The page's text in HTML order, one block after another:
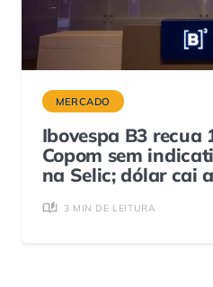
MERCADO
Ibovespa B3 recua
Copom sem
na Selic; dólar cai
3 MIN DE LEITURA